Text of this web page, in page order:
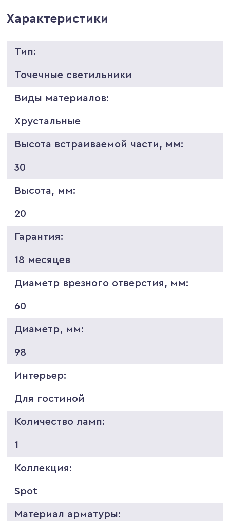
Характеристики
Тип:
Точечные светильники
Виды материалов:
Хрустальные
Высота встраиваемой части, мм:
30
Высота, мм:
20
Гарантия:
18 месяцев
Диаметр врезного отверстия, мм:
60
Диаметр, мм:
98
Интерьер:
Для гостиной
Количество ламп:
1
Коллекция:
Spot
Материал арматуры: